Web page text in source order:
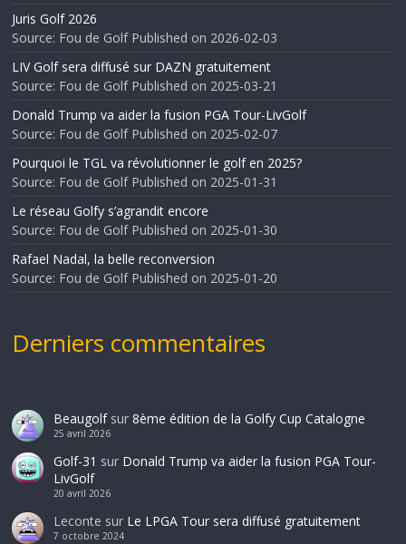
Juris Golf 2026
Source: Fou de Golf Published on 2026-02-03
LIV Golf sera diffusé sur DAZN gratuitement
Source: Fou de Golf Published on 2025-03-21
Donald Trump va aider la fusion PGA Tour-LivGolf
Source: Fou de Golf Published on 2025-02-07
Pourquoi le TGL va révolutionner le golf en 2025?
Source: Fou de Golf Published on 2025-01-31
Le réseau Golfy s’agrandit encore
Source: Fou de Golf Published on 2025-01-30
Rafael Nadal, la belle reconversion
Source: Fou de Golf Published on 2025-01-20
Derniers commentaires
Beaugolfsur 8ème édition de la Golfy Cup Catalogne
25 avril 2026
Golf-31 sur Donald Trump va aider la fusion PGA Tour-
LivGolf
20 avril 2026
Leconte sur Le LPGA Tour sera diffusé gratuitement
7 octobre 2024